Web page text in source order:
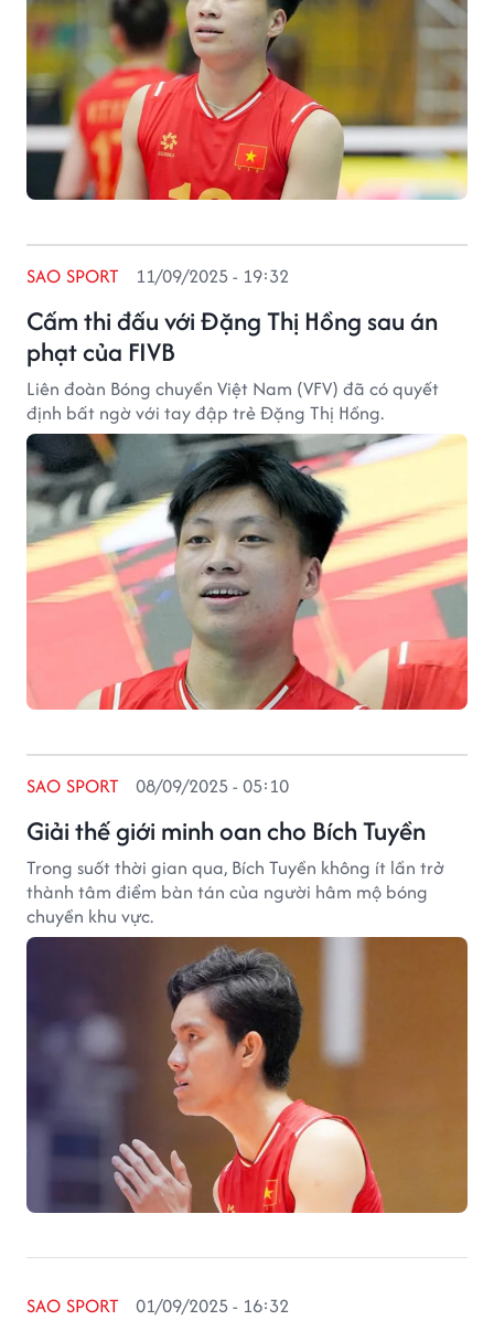
Cấm thi đấu với Đặng Thị Hồng sau án
phạt của FIVB
SAO SPORT 11/09/2025 - 19:32
Liên đoàn Bóng chuyền Việt Nam (VFV) đã có quyết
định bất ngờ với tay đập trẻ Đặng Thị Hồng.
Giải thế giới minh oan cho Bích Tuyền
SAO SPORT 08/09/2025 - 05:10
Trong suốt thời gian qua, Bích Tuyền không ít lần trở
thành tâm điểm bàn tán của người hâm mộ bóng
chuyền khu vực.
SAO SPORT 01/09/2025 - 16:32